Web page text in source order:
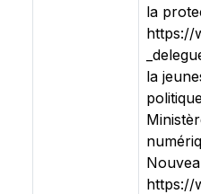
la
https://
la
https://